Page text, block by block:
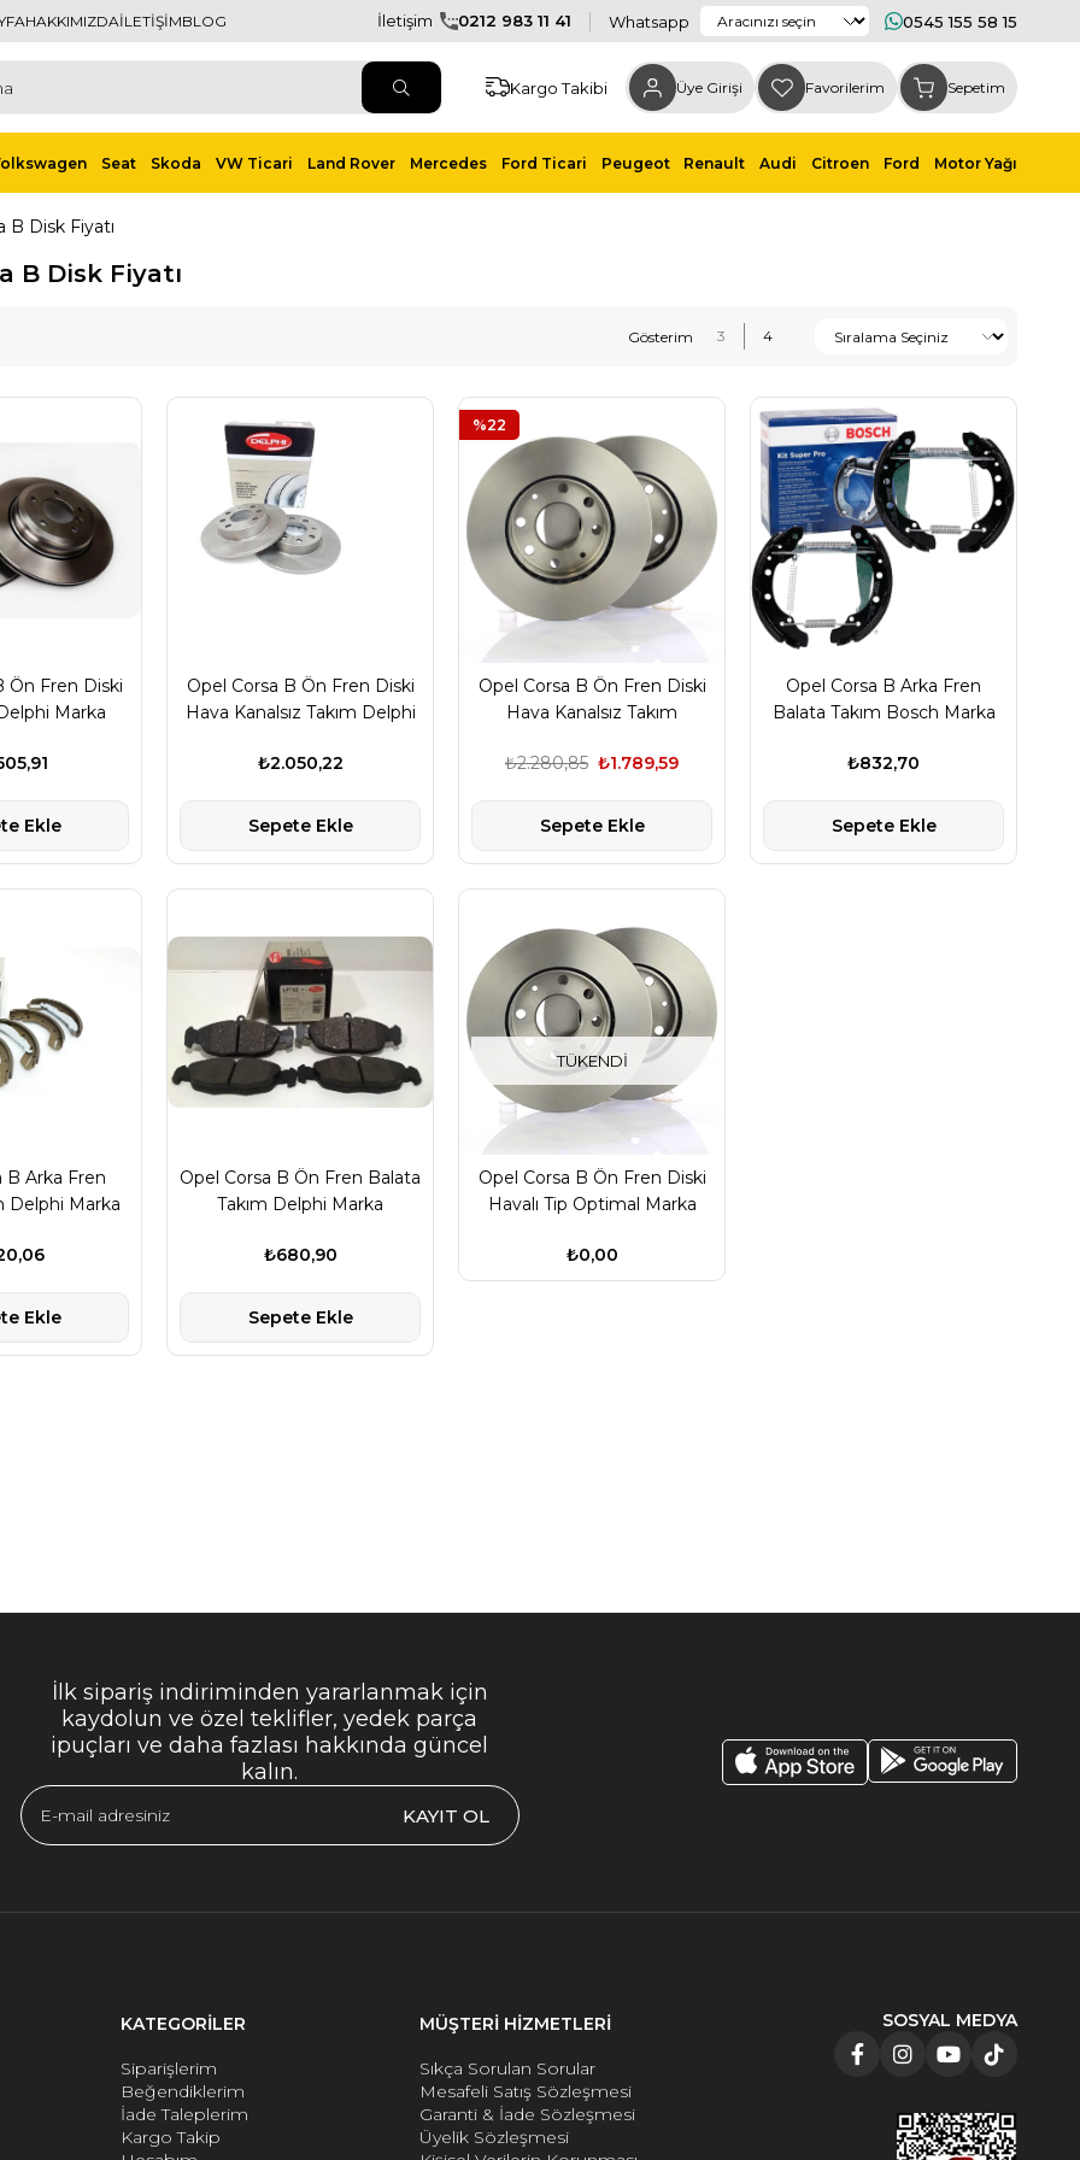
HAKKIMIZDAİLETİŞİMBLOG İletişim 0212 983 11 41 Whatsapp 0545 155 58 15
Kargo Takibi Üye Girişi Favorilerim Sepetim
Seat Skoda VW Ticari Land Rover Mercedes Ford Ticari Peugeot Renault Audi Citroen Ford Motor Yağı
B Disk Fiyatı
B Disk Fiyatı
Ön Fren Diski
Marka
Ekle
Opel Corsa B Ön Fren Diski
Hava Kanalsız Takım Delphi
₺2.050,22
Sepete Ekle
Opel Corsa B Ön Fren Diski
Hava Kanalsız Takım
₺1.789,59
₺2.280,85
Sepete Ekle
%22
Opel Corsa B Arka Fren
Balata Takım Bosch Marka
₺832,70
Sepete Ekle
B Arka Fren
Delphi Marka
Ekle
Opel Corsa B Ön Fren Balata
Takım Delphi Marka
₺680,90
Sepete Ekle
TÜKENDI
Opel Corsa B Ön Fren Diski
Havalı Tip Optimal Marka
₺0,00
İlk sipariş indiriminden yararlanmak için
kaydolun ve özel teklifler, yedek parça
ipuçları ve daha fazlası hakkında güncel
kalın.
KAYIT OL
KATEGORİLER
Siparişlerim
Beğendiklerim
İade Taleplerim
Kargo Takip
MÜŞTERİ HİZMETLERİ
Sıkça Sorulan Sorular
Mesafeli Satış Sözleşmesi
Garanti & İade Sözleşmesi
Üyelik Sözleşmesi
SOSYAL MEDYA